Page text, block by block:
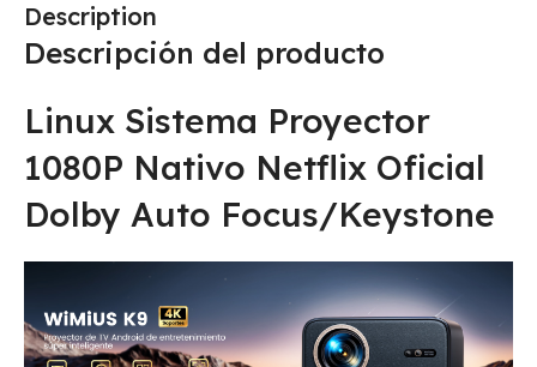
Description
Descripción del producto
Linux Sistema Proyector
1080P Nativo Netflix Oficial
Dolby Auto Focus/Keystone